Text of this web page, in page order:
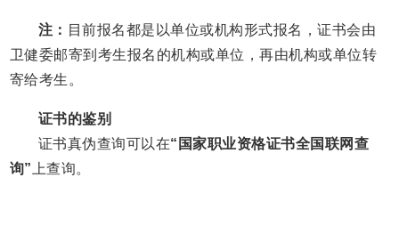
注： 目前报名都是以单位或机构形式报名，证书会由
卫健委邮寄到考生报名的机构或单位，再由机构或单位转
寄给考生。
证书的鉴别
证书真伪查询可以在“国家职业资格证书全国联网查
询” 上查询。